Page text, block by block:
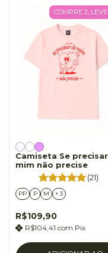
COMPRE 2,
Camiseta Se
mim não precise
(21)
PP P M + 3
R$109,90
R$104,41 com Pix